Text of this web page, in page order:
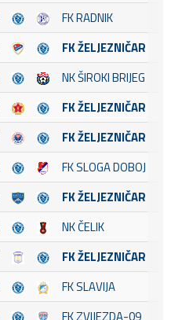
FK RADNIK
FK ŽELJEZNIČAR
NK ŠIROKI BRIJEG
FK ŽELJEZNIČAR
FK ŽELJEZNIČAR
FK SLOGA DOBOJ
FK ŽELJEZNIČAR
NK ČELIK
FK ŽELJEZNIČAR
FK SLAVIJA